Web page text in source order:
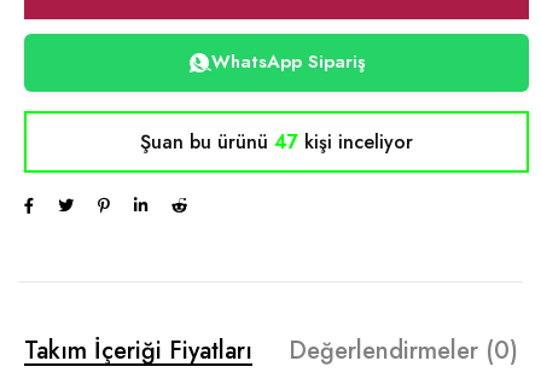
WhatsApp Sipariş
Şuan bu ürünü 47 kişi inceliyor
Takım İçeriği Fiyatları
Değerlendirmeler (0)